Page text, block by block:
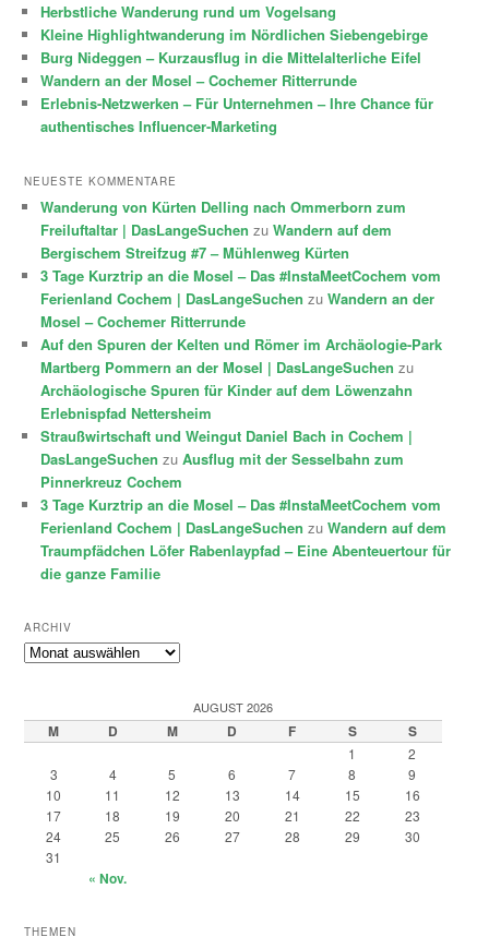
Herbstliche Wanderung rund um Vogelsang
Kleine Highlightwanderung im Nördlichen Siebengebirge
Burg Nideggen – Kurzausflug in die Mittelalterliche Eifel
Wandern an der Mosel – Cochemer Ritterrunde
Erlebnis-Netzwerken – Für Unternehmen – Ihre Chance für
authentisches Influencer-Marketing
NEUESTE KOMMENTARE
Wanderung von Kürten Delling nach Ommerborn zum
Freiluftaltar | DasLangeSuchen zuWandern auf dem
Bergischem Streifzug #7 – Mühlenweg Kürten
3 Tage Kurztrip an die Mosel – Das #InstaMeetCochem vom
Ferienland Cochem | DasLangeSuchen zuWandern an der
Mosel – Cochemer Ritterrunde
Auf den Spuren der Kelten und Römer im Archäologie-Park
Martberg Pommern an der Mosel | DasLangeSuchen zu
Archäologische Spuren für Kinder auf dem Löwenzahn
Erlebnispfad Nettersheim
Straußwirtschaft und Weingut Daniel Bach in Cochem |
DasLangeSuchen zuAusflug mit der Sesselbahn zum
Pinnerkreuz Cochem
3 Tage Kurztrip an die Mosel – Das #InstaMeetCochem vom
Ferienland Cochem | DasLangeSuchen zuWandern auf dem
Traumpfädchen Löfer Rabenlaypfad – Eine Abenteuertour für
die ganze Familie
ARCHIV
Archiv
AUGUST 2026
M D M D F S S
1
2
3
4 5 6 7 8
9
10
11 12 13 14 15
16
17
18 19 20 21 22
23
24
25 26 27 28 29
30
31
« Nov.
THEMEN